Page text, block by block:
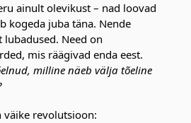
ainult olevikust – nad loovad
kogeda juba täna. Nende
Need on
mis räägivad enda eest.
milline näeb välja tõeline
väike revolutsioon: